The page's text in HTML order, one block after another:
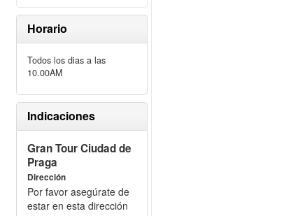
Horario
Todos los dias a las
10.00AM
Indicaciones
Gran Tour Ciudad de
Praga
Dirección
Por favor asegúrate de
estar en esta dirección